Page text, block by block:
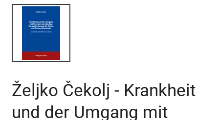
Željko Čekolj - Krankheit
und der Umgang mit